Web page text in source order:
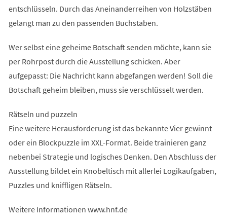
entschlüsseln. Durch das Aneinanderreihen von Holzstäben
gelangt man zu den passenden Buchstaben.
Wer selbst eine geheime Botschaft senden möchte, kann sie
per Rohrpost durch die Ausstellung schicken. Aber
aufgepasst: Die Nachricht kann abgefangen werden! Soll die
Botschaft geheim bleiben, muss sie verschlüsselt werden.
Rätseln und puzzeln
Eine weitere Herausforderung ist das bekannte Vier gewinnt
oder ein Blockpuzzle im XXL-Format. Beide trainieren ganz
nebenbei Strategie und logisches Denken. Den Abschluss der
Ausstellung bildet ein Knobeltisch mit allerlei Logikaufgaben,
Puzzles und kniffligen Rätseln.
Weitere Informationen www.hnf.de